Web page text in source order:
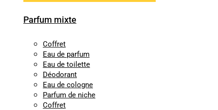
Parfum mixte
Coffret
Eau de parfum
Eau de toilette
Déodorant
Eau de cologne
Parfum de niche
Coffret